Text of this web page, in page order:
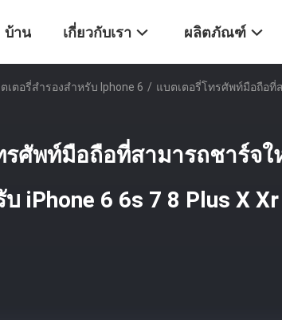
บ้าน เกี่ยวกับเรา ผลิตภัณฑ์
เตอรี่สํารองสําหรับ Iphone 6 / แบตเตอรี่โทรศัพท์มือถือที่ส
รศัพท์มือถือที่สามารถชาร์จใ
iPhone 6 6s 7 8 Plus X